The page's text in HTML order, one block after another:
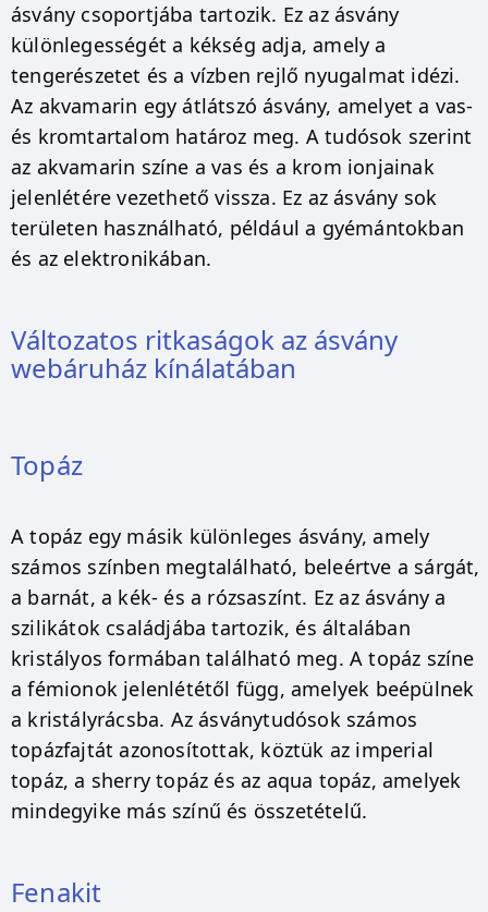
ásvány csoportjába tartozik. Ez az ásvány
különlegességét a kékség adja, amely a
tengerészetet és a vízben rejlő nyugalmat idézi.
Az akvamarin egy átlátszó ásvány, amelyet a vas-
és kromtartalom határoz meg. A tudósok szerint
az akvamarin színe a vas és a krom ionjainak
jelenlétére vezethető vissza. Ez az ásvány sok
területen használható, például a gyémántokban
és az elektronikában.
Változatos ritkaságok az ásvány
webáruház kínálatában
Topáz
A topáz egy másik különleges ásvány, amely
számos színben megtalálható, beleértve a sárgát,
a barnát, a kék- és a rózsaszínt. Ez az ásvány a
szilikátok családjába tartozik, és általában
kristályos formában található meg. A topáz színe
a fémionok jelenlététől függ, amelyek beépülnek
a kristályrácsba. Az ásványtudósok számos
topázfajtát azonosítottak, köztük az imperial
topáz, a sherry topáz és az aqua topáz, amelyek
mindegyike más színű és összetételű.
Fenakit